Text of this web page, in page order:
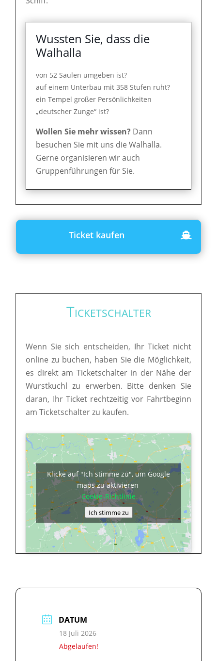
Wussten Sie, dass die
Walhalla
von 52 Säulen umgeben ist?
auf einem Unterbau mit 358 Stufen ruht?
ein Tempel großer Persönlichkeiten
„deutscher Zunge“ ist?
Wollen Sie mehr wissen? Dann
besuchen Sie mit uns die Walhalla.
Gerne organisieren wir auch
Gruppenführungen für Sie.
Ticket kaufen
Ticketschalter
Wenn Sie sich entscheiden, Ihr Ticket nicht
online zu buchen, haben Sie die Möglichkeit,
es direkt am Ticketschalter in der Nähe der
Wurstkuchl zu erwerben. Bitte denken Sie
daran, Ihr Ticket rechtzeitig vor Fahrtbeginn
am Ticketschalter zu kaufen.
Klicke auf "Ich stimme zu", um Google
maps zu aktivieren
Cookie-Richtlinie
Ich stimme zu
DATUM
18 Juli 2026
Abgelaufen!